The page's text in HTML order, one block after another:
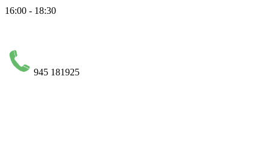
16:00 - 18:30
945 181925